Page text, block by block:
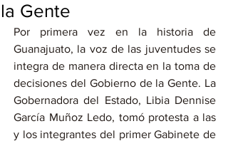
la Gente
Por primera vez en la historia de
Guanajuato, la voz de las juventudes se
integra de manera directa en la toma de
decisiones del Gobierno de la Gente. La
Gobernadora del Estado, Libia Dennise
García Muñoz Ledo, tomó protesta a las
y los integrantes del primer Gabinete de